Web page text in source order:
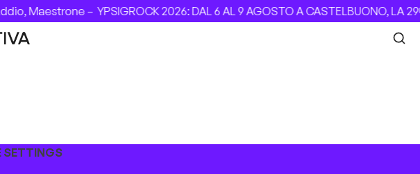
Maestrone –YPSIGROCK 2026: DAL 6 AL 9 AGOSTO A CASTELBUONO, LA
SETTINGS